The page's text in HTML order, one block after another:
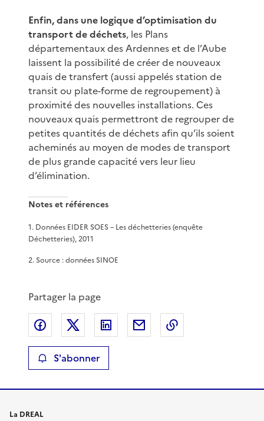
Enfin, dans une logique d’optimisation du
transport de déchets, les Plans
départementaux des Ardennes et de l’Aube
laissent la possibilité de créer de nouveaux
quais de transfert (aussi appelés station de
transit ou plate-forme de regroupement) à
proximité des nouvelles installations. Ces
nouveaux quais permettront de regrouper de
petites quantités de déchets afin qu’ils soient
acheminés au moyen de modes de transport
de plus grande capacité vers leur lieu
d’élimination.
Notes et références
1. Données EIDER SOES – Les déchetteries (enquête
Déchetteries), 2011
2. Source : données SINOE
Partager la page
Partager sur Facebook
Partager sur XPartager sur LinkedIn
Partager par email
S'abonner
La DREAL